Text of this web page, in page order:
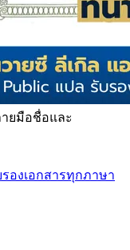
ยมือชื่อและ
องเอกสารทุกภาษา